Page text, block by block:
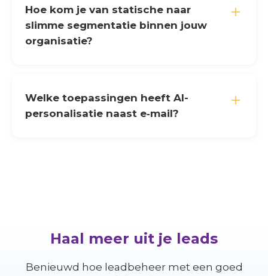
Hoe kom je van statische naar
slimme segmentatie binnen jouw
organisatie?
Welke toepassingen heeft AI-
personalisatie naast e‑mail?
Haal meer uit je leads
Benieuwd hoe leadbeheer met een goed